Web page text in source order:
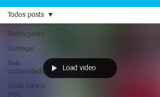
Todos posts
Começar
Sua
comunidade
Dicas para o
blog
Todos posts
Load video